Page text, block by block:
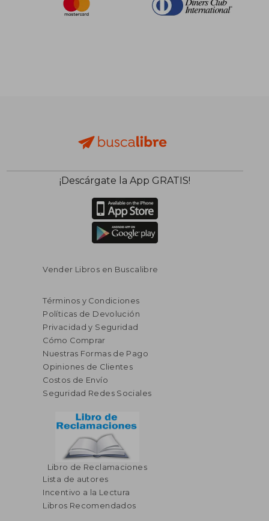
¡Descárgate la App GRATIS!
Vender Libros en Buscalibre
Términos y Condiciones
Políticas de Devolución
Privacidad y Seguridad
Cómo Comprar
Nuestras Formas de Pago
Opiniones de Clientes
Costos de Envío
Seguridad Redes Sociales
Libro de Reclamaciones
Lista de autores
Incentivo a la Lectura
Libros Recomendados